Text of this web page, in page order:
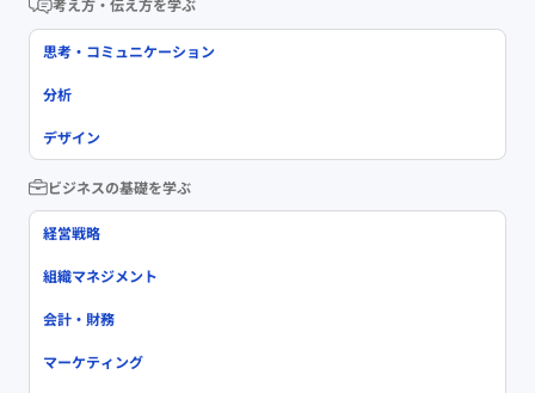
考え方・伝え方を学ぶ
思考・コミュニケーション
分析
デザイン
ビジネスの基礎を学ぶ
経営戦略
組織マネジメント
会計・財務
マーケティング